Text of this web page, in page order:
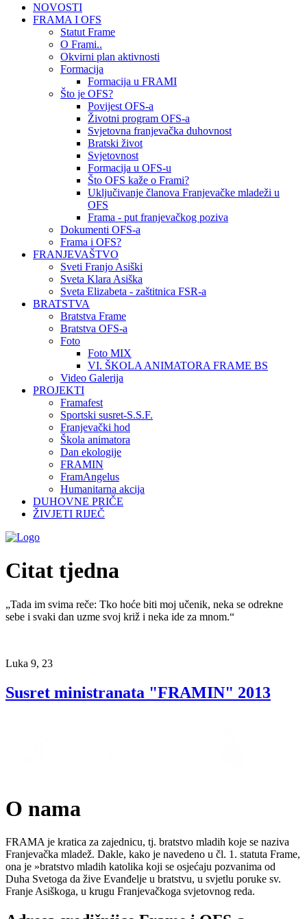
NOVOSTI
FRAMA I OFS
Statut Frame
O Frami..
Okvirni plan aktivnosti
Formacija
Formacija u FRAMI
Što je OFS?
Povijest OFS-a
Životni program OFS-a
Svjetovna franjevačka duhovnost
Bratski život
Svjetovnost
Formacija u OFS-u
Što OFS kaže o Frami?
Uključivanje članova Franjevačke mladeži u
OFS
Frama - put franjevačkog poziva
Dokumenti OFS-a
Frama i OFS?
FRANJEVAŠTVO
Sveti Franjo Asiški
Sveta Klara Asiška
Sveta Elizabeta - zaštitnica FSR-a
BRATSTVA
Bratstva Frame
Bratstva OFS-a
Foto
Foto MIX
VI. ŠKOLA ANIMATORA FRAME BS
Video Galerija
PROJEKTI
Framafest
Sportski susret-S.S.F.
Franjevački hod
Škola animatora
Dan ekologije
FRAMIN
FramAngelus
Humanitarna akcija
DUHOVNE PRIČE
ŽIVJETI RIJEČ
Citat tjedna
„Tada im svima reče: Tko hoće biti moj učenik, neka se odrekne
sebe i svaki dan uzme svoj križ i neka ide za mnom.“
Luka 9, 23
Susret ministranata "FRAMIN" 2013
O nama
FRAMA je kratica za zajednicu, tj. bratstvo mladih koje se naziva
Franjevačka mladež. Dakle, kako je navedeno u čl. 1. statuta Frame,
ona je »bratstvo mladih katolika koji se osjećaju pozvanima od
Duha Svetoga da žive Evanđelje u bratstvu, u svjetlu poruke sv.
Franje Asiškoga, u krugu Franjevačkoga svjetovnog reda.